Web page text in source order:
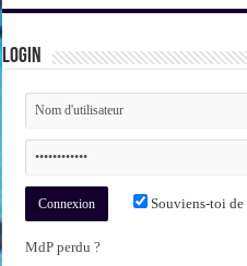
Login
Souviens-toi
MdP perdu ?